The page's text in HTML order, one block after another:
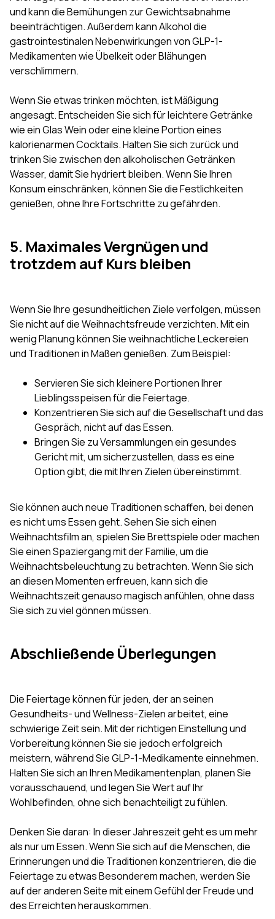
und kann die Bemühungen zur Gewichtsabnahme
beeinträchtigen. Außerdem kann Alkohol die
gastrointestinalen Nebenwirkungen von GLP-1-
Medikamenten wie Übelkeit oder Blähungen
verschlimmern.
Wenn Sie etwas trinken möchten, ist Mäßigung
angesagt. Entscheiden Sie sich für leichtere Getränke
wie ein Glas Wein oder eine kleine Portion eines
kalorienarmen Cocktails. Halten Sie sich zurück und
trinken Sie zwischen den alkoholischen Getränken
Wasser, damit Sie hydriert bleiben. Wenn Sie Ihren
Konsum einschränken, können Sie die Festlichkeiten
genießen, ohne Ihre Fortschritte zu gefährden.
5. Maximales Vergnügen und
trotzdem auf Kurs bleiben
Wenn Sie Ihre gesundheitlichen Ziele verfolgen, müssen
Sie nicht auf die Weihnachtsfreude verzichten. Mit ein
wenig Planung können Sie weihnachtliche Leckereien
und Traditionen in Maßen genießen. Zum Beispiel:
Servieren Sie sich kleinere Portionen Ihrer
Lieblingsspeisen für die Feiertage.
Konzentrieren Sie sich auf die Gesellschaft und das
Gespräch, nicht auf das Essen.
Bringen Sie zu Versammlungen ein gesundes
Gericht mit, um sicherzustellen, dass es eine
Option gibt, die mit Ihren Zielen übereinstimmt.
Sie können auch neue Traditionen schaffen, bei denen
es nicht ums Essen geht. Sehen Sie sich einen
Weihnachtsfilm an, spielen Sie Brettspiele oder machen
Sie einen Spaziergang mit der Familie, um die
Weihnachtsbeleuchtung zu betrachten. Wenn Sie sich
an diesen Momenten erfreuen, kann sich die
Weihnachtszeit genauso magisch anfühlen, ohne dass
Sie sich zu viel gönnen müssen.
Abschließende Überlegungen
Die Feiertage können für jeden, der an seinen
Gesundheits- und Wellness-Zielen arbeitet, eine
schwierige Zeit sein. Mit der richtigen Einstellung und
Vorbereitung können Sie sie jedoch erfolgreich
meistern, während Sie GLP-1-Medikamente einnehmen.
Halten Sie sich an Ihren Medikamentenplan, planen Sie
vorausschauend, und legen Sie Wert auf Ihr
Wohlbefinden, ohne sich benachteiligt zu fühlen.
Denken Sie daran: In dieser Jahreszeit geht es um mehr
als nur um Essen. Wenn Sie sich auf die Menschen, die
Erinnerungen und die Traditionen konzentrieren, die die
Feiertage zu etwas Besonderem machen, werden Sie
auf der anderen Seite mit einem Gefühl der Freude und
des Erreichten herauskommen.